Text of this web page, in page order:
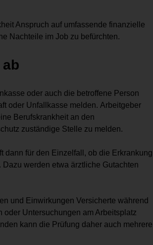
Anspruch auf umfassende finanzielle
Nachteile im Job zu befürchten.
oder auch die betroffene Person
oder Unfallkasse melden. Arbeitgeber
Berufskrankheit an den
zuständige Stelle zu melden.
dann für den Einzelfall, ob die Erkrankung
werden etwa ärztliche Gutachten
und Einwirkungen Versicherte während
Untersuchungen am Arbeitsplatz
kann die Prüfung daher auch mehrere